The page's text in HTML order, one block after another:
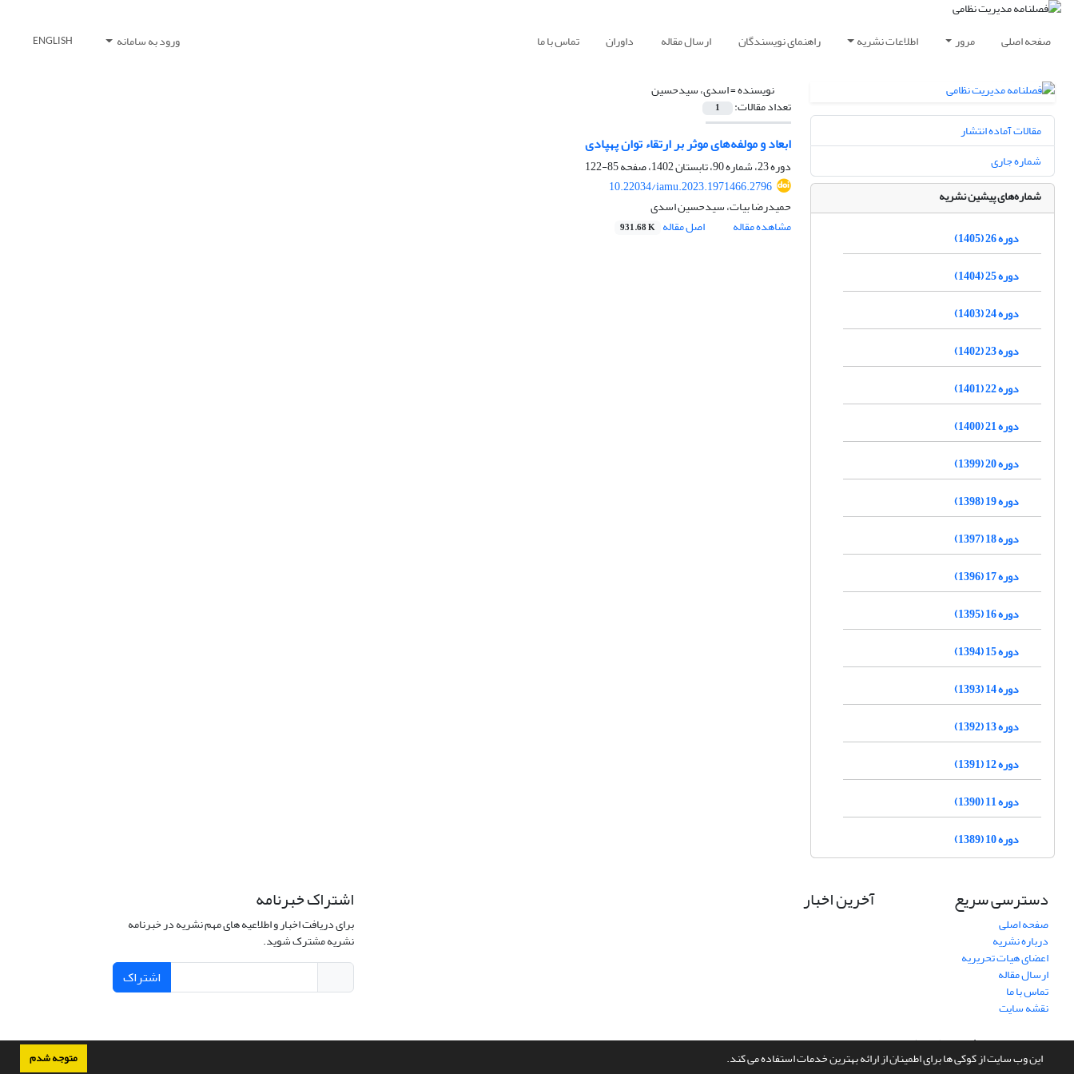
این وب سایت از کوکی ها برای اطمینان از ارائه بهترین خدمات استفاده می کند. متوجه شدم
صفحه اصلی مرور اطلاعات نشریه راهنمای نویسندگان ارسال مقاله داوران تماس با ما ورود به سامانه ENGLISH
نویسنده =اسدی، سیدحسین
تعداد مقالات: 1
ابعاد و مولفه‌های موثر بر ارتقاء توان پهپادی
دوره 23، شماره 90، تابستان 1402، صفحه
85-122
10.22034/iamu.2023.1971466.2796
حمیدرضا بیات، سیدحسین اسدی
مشاهده مقاله
اصل مقاله 931.68 K
مقالات آماده انتشار
شماره جاری
شماره‌های پیشین نشریه
دوره 26 (1405)
دوره 25 (1404)
دوره 24 (1403)
دوره 23 (1402)
دوره 22 (1401)
دوره 21 (1400)
دوره 20 (1399)
دوره 19 (1398)
دوره 18 (1397)
دوره 17 (1396)
دوره 16 (1395)
دوره 15 (1394)
دوره 14 (1393)
دوره 13 (1392)
دوره 12 (1391)
دوره 11 (1390)
دوره 10 (1389)
دسترسی سریع
صفحه اصلی
درباره نشریه
اعضای هیات تحریریه
ارسال مقاله
تماس با ما
نقشه سایت
آخرین اخبار اشتراک خبرنامه
برای دریافت اخبار و اطلاعیه های مهم نشریه در خبرنامه
نشریه مشترک شوید.
اشتراک
سامانه مدیریت نشریات علمی.طراحی و پیاده سازی ازسیناوب